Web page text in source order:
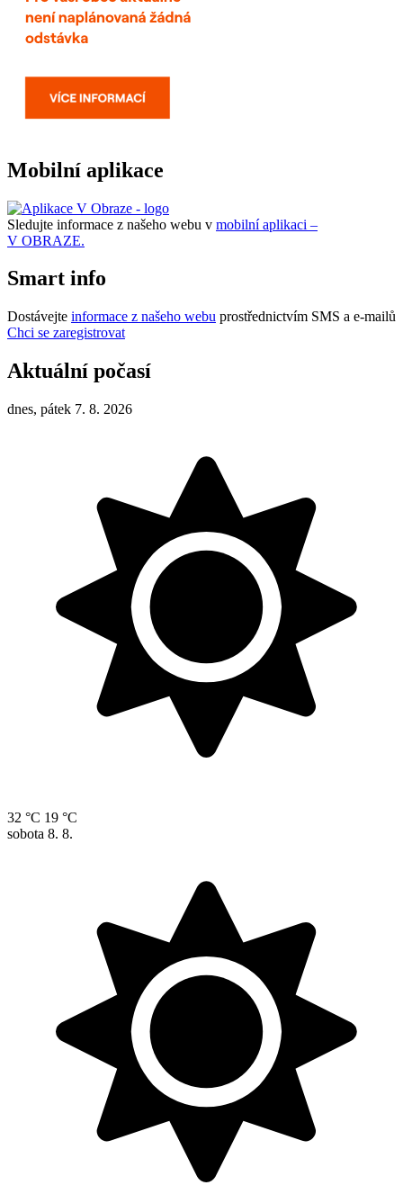
Mobilní aplikace
Sledujte informace z našeho webu v mobilní aplikaci –
V OBRAZE.
Smart info
Dostávejte informace z našeho webu prostřednictvím SMS a e-mailů
Chci se zaregistrovat
Aktuální počasí
dnes, pátek 7. 8. 2026
32 °C 19 °C
sobota 8. 8.